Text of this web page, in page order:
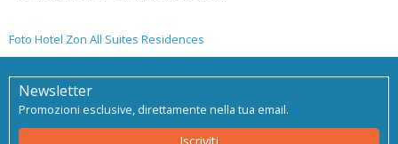
Foto Hotel Zon All Suites Residences
Newsletter
Promozioni esclusive, direttamente nella tua email.